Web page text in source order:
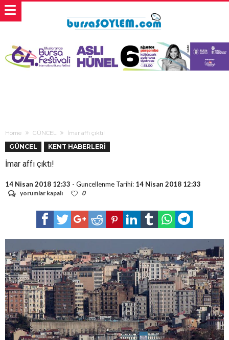
Home GÜNCEL İmar affı çıktı!
GÜNCEL KENT HABERLERİ
İmar affı çıktı!
14 Nisan 2018 12:33 - Guncellenme Tarihi: 14 Nisan 2018 12:33
İmar
yorumlar kapalı 0